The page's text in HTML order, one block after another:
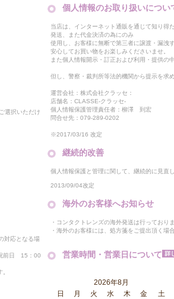
選択いただけ
対応となる場
前日 15：00
個人情報のお取り扱いについ
当店は、インターネット通販を通じて知り得
発送、また代金決済の為にのみ
使用し、お客様に無断で第三者に譲渡・漏洩
安心してお買い物をお楽しみくださいませ。
また個人情報開示・訂正および利用・提供の
但し、警察・裁判所等法的機関から提示を求
運営会社：株式会社クラッセ：
店舗名：CLASSE-クラッセ-
個人情報保護管理責任者：柳澤 到宏
問合せ先：079-289-0202
※2017/03/16 改定
継続的改善
個人情報保護と管理に関して、継続的に見直
2013/09/04改定
海外のお客様へお知らせ
・コンタクトレンズの海外発送は行っており
・海外のお客様には、処方箋をご提出頂く場
営業時間・営業日について
2026年8月
日
月 火 水 木 金
土